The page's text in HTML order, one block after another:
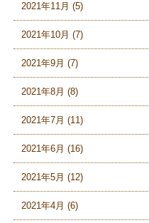
2021年11月 (5)
2021年10月 (7)
2021年9月 (7)
2021年8月 (8)
2021年7月 (11)
2021年6月 (16)
2021年5月 (12)
2021年4月 (6)